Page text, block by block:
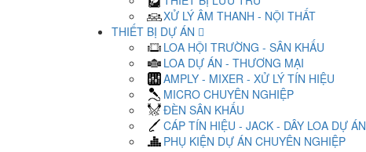
XỬ LÝ ÂM THANH - NỘI THẤT
THIẾT BỊ DỰ ÁN
LOA HỘI TRƯỜNG - SÂN KHẤU
LOA DỰ ÁN - THƯƠNG MẠI
AMPLY - MIXER - XỬ LÝ TÍN HIỆU
MICRO CHUYÊN NGHIỆP
ĐÈN SÂN KHẤU
CÁP TÍN HIỆU - JACK - DÂY LOA DỰ ÁN
PHỤ KIỆN DỰ ÁN CHUYÊN NGHIỆP